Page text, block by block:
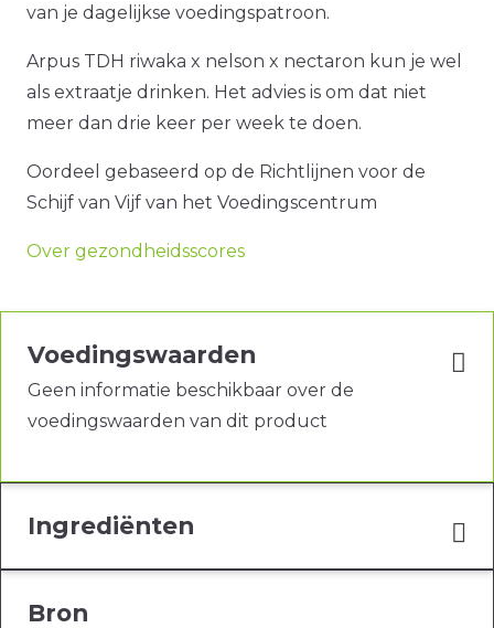
van je dagelijkse voedingspatroon.
Arpus TDH riwaka x nelson x nectaron kun je wel
als extraatje drinken. Het advies is om dat niet
meer dan drie keer per week te doen.
Oordeel gebaseerd op de Richtlijnen voor de
Schijf van Vijf van het Voedingscentrum
Over gezondheidsscores
Voedingswaarden
Geen informatie beschikbaar over de
voedingswaarden van dit product
Ingrediënten
Bron